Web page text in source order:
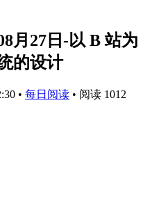
月27日-以 B 站为
的设计
• 每日阅读 • 阅读 1012